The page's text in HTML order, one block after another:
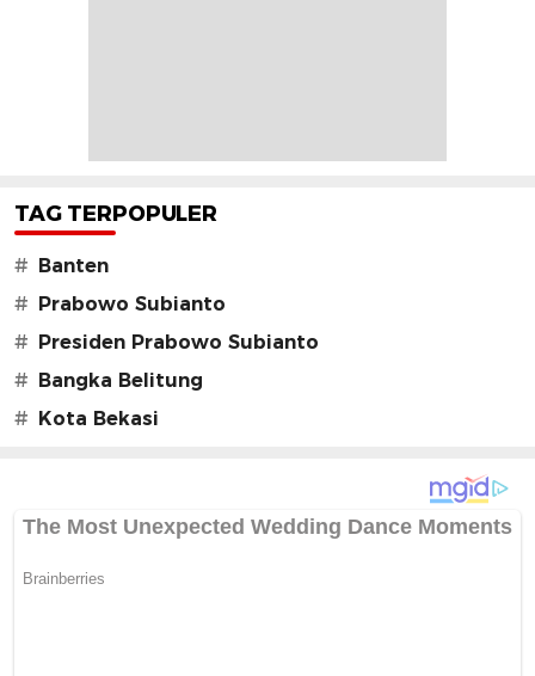
TAG TERPOPULER
#
Banten
#
Prabowo Subianto
#
Presiden Prabowo Subianto
#
Bangka Belitung
#
Kota Bekasi